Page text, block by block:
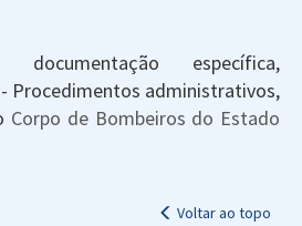
documentação específica,
Procedimentos administrativos,
Corpo de Bombeiros do Estado
Voltar ao topo